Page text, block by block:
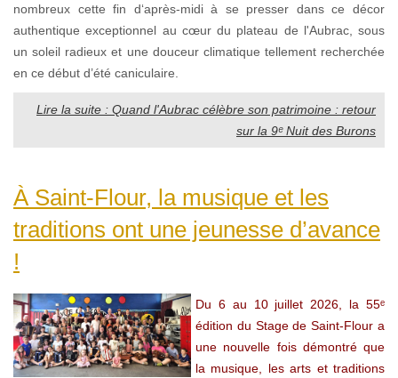
nombreux cette fin d‘après-midi à se presser dans ce décor
authentique exceptionnel au cœur du plateau de l'Aubrac, sous
un soleil radieux et une douceur climatique tellement recherchée
en ce début d’été caniculaire.
Lire la suite : Quand l'Aubrac célèbre son patrimoine : retour
sur la 9ᵉ Nuit des Burons
À Saint-Flour, la musique et les
traditions ont une jeunesse d’avance
!
Du 6 au 10 juillet 2026, la 55ᵉ
édition du Stage de Saint-Flour a
une nouvelle fois démontré que
la musique, les arts et traditions